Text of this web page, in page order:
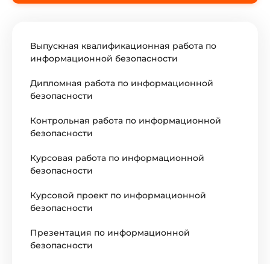
Выпускная квалификационная работа по
информационной безопасности
Дипломная работа по информационной
безопасности
Контрольная работа по информационной
безопасности
Курсовая работа по информационной
безопасности
Курсовой проект по информационной
безопасности
Презентация по информационной
безопасности